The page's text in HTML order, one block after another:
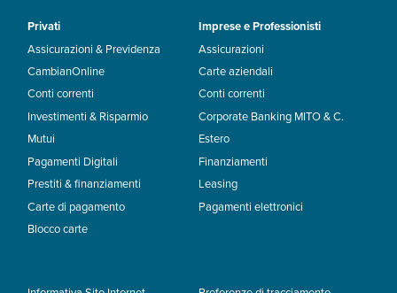
Privati
Assicurazioni & Previdenza
CambianOnline
Conti correnti
Investimenti & Risparmio
Mutui
Pagamenti Digitali
Prestiti & finanziamenti
Carte di pagamento
Blocco carte
Imprese e Professionisti
Assicurazioni
Carte aziendali
Conti correnti
Corporate Banking MITO & C.
Estero
Finanziamenti
Leasing
Pagamenti elettronici